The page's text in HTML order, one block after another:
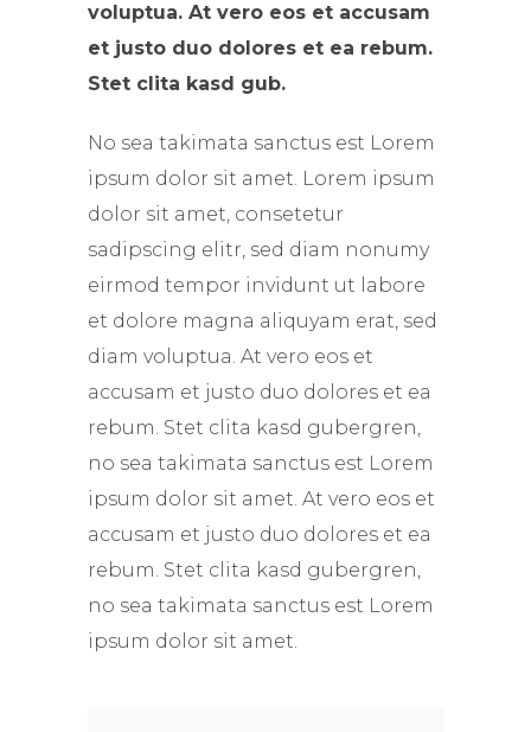
voluptua. At vero eos et accusam
et justo duo dolores et ea rebum.
Stet clita kasd gub.
No sea takimata sanctus est Lorem
ipsum dolor sit amet. Lorem ipsum
dolor sit amet, consetetur
sadipscing elitr, sed diam nonumy
eirmod tempor invidunt ut labore
et dolore magna aliquyam erat, sed
diam voluptua. At vero eos et
accusam et justo duo dolores et ea
rebum. Stet clita kasd gubergren,
no sea takimata sanctus est Lorem
ipsum dolor sit amet. At vero eos et
accusam et justo duo dolores et ea
rebum. Stet clita kasd gubergren,
no sea takimata sanctus est Lorem
ipsum dolor sit amet.